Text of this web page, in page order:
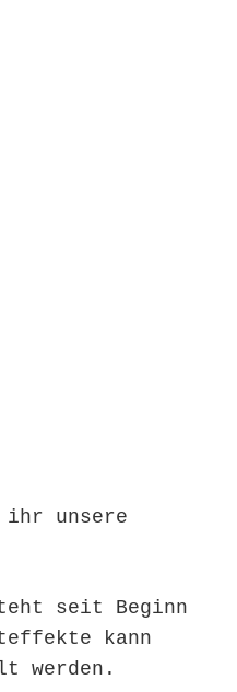
unsere
seit Beginn
kann
werden.